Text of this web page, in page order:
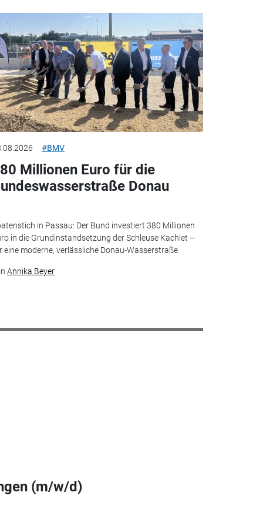
#BMV
Millionen Euro für die
Donau
in Passau: Der Bund investiert 380 Millionen
in die Grundinstandsetzung der Schleuse Kachlet –
eine moderne, verlässliche Donau-Wasserstraße.
Annika Beyer
(m/w/d)